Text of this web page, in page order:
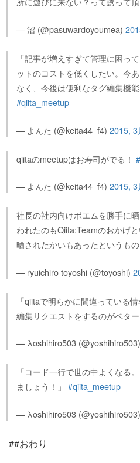
— 沼 (@pasuwardoyoumea)
「記事が増えすぎて管理に困っ
ットのコストを低くしたい。今
なく、今後は便利なタグ編集機
#qiita_meetup
— よんた (@keita44_f4)2015, 3
qiitaのmeetupはお寿司がでる！
— よんた (@keita44_f4)2015, 3
社長の社内向けポエムを勝手に
われたのもQiita:Teamのおかげ
晒されたかいもあったというも
— ryuichiro toyoshi (@toyoshi)
「qiitaで明らかに間違っている
編集リクエストをするのがベタ
— λoshihiro503
「コード一行で世の中よくなる
ましょう！」#qiita_meetup
— λoshihiro503
##おわり